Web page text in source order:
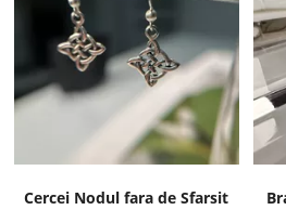
Cercei Nodul fara de Sfarsit